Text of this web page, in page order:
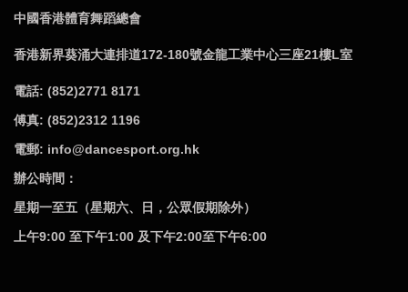
中國香港體育舞蹈總會
香港新界葵涌大連排道172-180號金龍工業中心三座21樓L室
電話: (852)2771 8171
傅真: (852)2312 1196
電郵: info@dancesport.org.hk
辦公時間：
星期一至五（星期六、日，公眾假期除外）
上午9:00 至下午1:00 及下午2:00至下午6:00